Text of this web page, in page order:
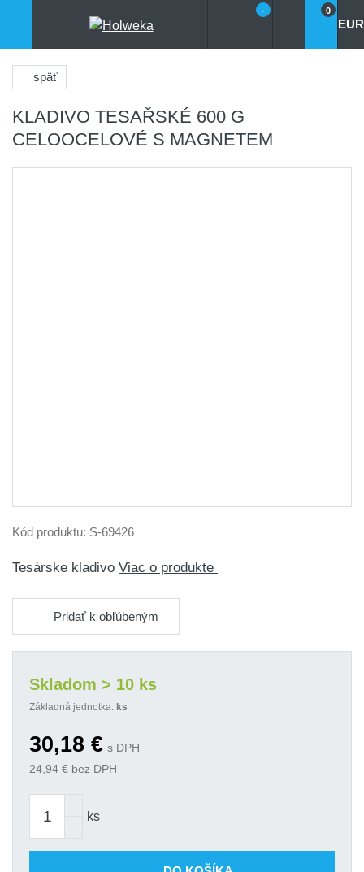
- 0
EUR
späť
KLADIVO TESAŘSKÉ 600 G
CELOOCELOVÉ S MAGNETEM
Kód produktu: S-69426
Tesárske kladivo Viac o produkte
Pridať k obľúbeným
Skladom > 10 ks
Základná jednotka: ks
30,18 € s DPH
24,94 € bez DPH
ks